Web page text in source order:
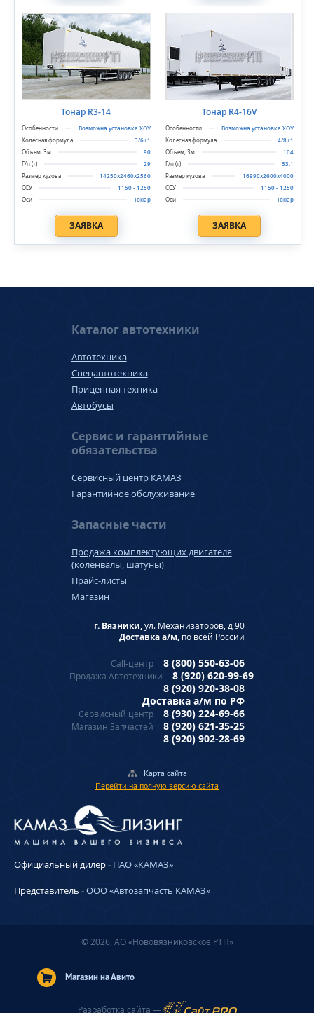
Тонар R3-14
Возможна установка ХОУ
3/6+1
90
29
14250x2460x2560
1150 - 1250
Тонар
ЗАЯВКА
Тонар R4-16V
Возможна установка ХОУ
4/8+1
104
33,1
16990х2600х4000
1150 - 1250
Тонар
ЗАЯВКА
Каталог автотехники
Автотехника
Спецавтотехника
Прицепная техника
Автобусы
Сервис и гарантийные
обязательства
Сервисный центр КАМАЗ
Гарантийное обслуживание
Запасные части
Продажа комплектующих двигателя
(коленвалы, шатуны)
Прайс-листы
Магазин
г. Вязники,ул. Механизаторов, д 90
Доставка а/м, по всей России
Call-центр 8 (800) 550-63-06
Продажа Автотехники
8 (920) 620-99-69
8 (920) 920-38-08
Доставка а/м по РФ
Сервисный центр 8 (930) 224-69-66
Магазин Запчастей
8 (920) 621-35-25
8 (920) 902-28-69
Карта сайта
Перейти на полную версию сайта
Официальный дилер- ПАО «КАМАЗ»
Представитель -ООО «Автозапчасть КАМАЗ»
© 2026, АО «Нововязниковское РТП»
Магазин на Авито
Разработка сайта —